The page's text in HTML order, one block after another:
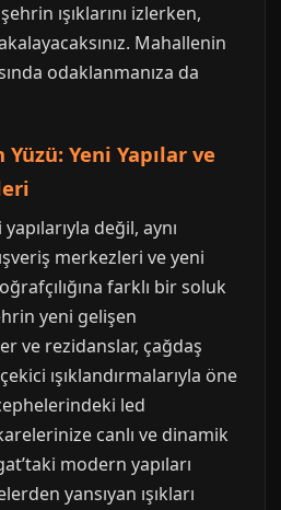
ışıklarını izlerken,
Mahallenin
odaklanmanıza da
Yüzü: Yeni Yapılar ve
değil, aynı
merkezleri ve yeni
farklı bir soluk
yeni gelişen
ve rezidanslar, çağdaş
ışıklandırmalarıyla öne
led
canlı ve dinamik
modern yapıları
yansıyan ışıkları